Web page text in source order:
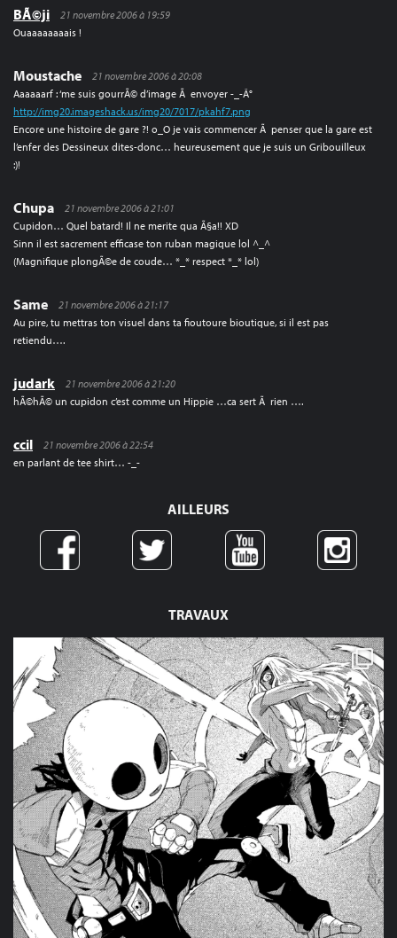
TRAVAUX
BÃ©ji
21 novembre 2006 à 19:59
Ouaaaaaaaais !
Moustache
21 novembre 2006 à 20:08
Aaaaaarf : ‘me suis gourrÃ© d’image Ã envoyer -_-Â°
http://img20.imageshack.us/img20/7017/pkahf7.png
Encore une histoire de gare ?! o_O je vais commencer Ã penser que la gare est
l’enfer des Dessineux dites-donc… heureusement que je suis un Gribouilleux
:)!
Chupa
21 novembre 2006 à 21:01
Cupidon… Quel batard! Il ne merite qua Ã§a!! XD
Sinn il est sacrement efficase ton ruban magique lol ^_^
(Magnifique plongÃ©e de coude… *_* respect *_* lol)
Same
21 novembre 2006 à 21:17
Au pire, tu mettras ton visuel dans ta fioutoure bioutique, si il est pas
retiendu….
judark
21 novembre 2006 à 21:20
hÃ©hÃ© un cupidon c’est comme un Hippie …ca sert Ã rien ….
ccil
21 novembre 2006 à 22:54
en parlant de tee shirt… -_-
AILLEURS